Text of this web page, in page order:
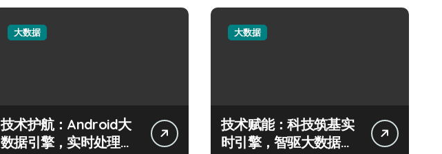
大数据
技术护航：Android大
数据引擎，实时处理引
大数据
技术赋能：科技筑基实
时引擎，智驱大数据秒